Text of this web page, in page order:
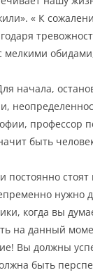
« К
начала,
профессор
быть
постоянно стоят
нужно
когда вы
на данный
Вы должны
быть